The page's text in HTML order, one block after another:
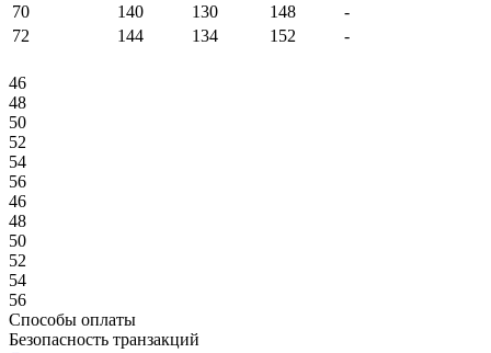
70
140 130 148
-
72
144 134 152 -
46
48
50
52
54
56
46
48
50
52
54
56
Способы оплаты
Безопасность транзакций